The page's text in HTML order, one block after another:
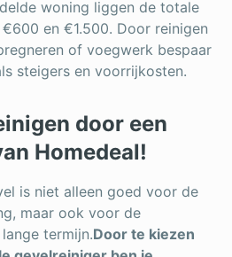
woning liggen de totale
en €1.500. Door reinigen
of voegwerk bespaar
steigers en voorrijkosten.
door een
Homedeal!
is niet alleen goed voor de
maar ook voor de
termijn.Door te kiezen